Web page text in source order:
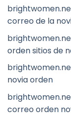
correo de la
orden sitios de
novia orden
correo orden